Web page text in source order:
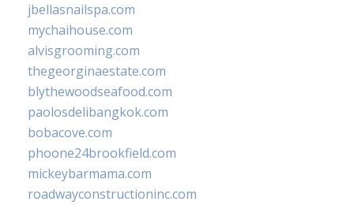
jbellasnailspa.com
mychaihouse.com
alvisgrooming.com
thegeorginaestate.com
blythewoodseafood.com
paolosdelibangkok.com
bobacove.com
phoone24brookfield.com
mickeybarmama.com
roadwayconstructioninc.com